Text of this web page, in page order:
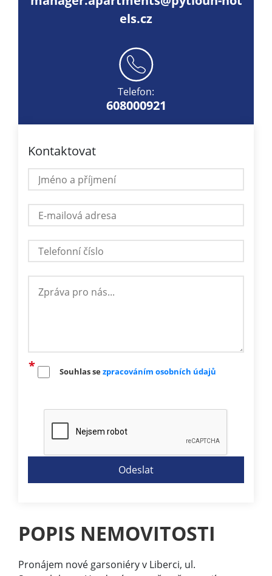
els.cz
Telefon:
608000921
Kontaktovat
Souhlas se zpracováním osobních údajů
POPIS NEMOVITOSTI
Pronájem nové garsoniéry v Liberci, ul.